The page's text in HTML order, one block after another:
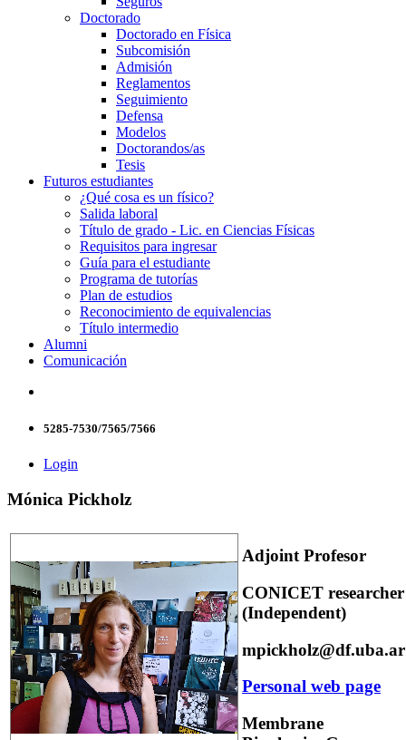
Doctorado
Doctorado en Física
Subcomisión
Admisión
Reglamentos
Seguimiento
Defensa
Modelos
Doctorandos/as
Tesis
Futuros estudiantes
¿Qué cosa es un físico?
Salida laboral
Título de grado - Lic. en Ciencias Físicas
Requisitos para ingresar
Guía para el estudiante
Programa de tutorías
Plan de estudios
Reconocimiento de equivalencias
Título intermedio
Alumni
Comunicación
5285-7530/7565/7566
Login
Mónica Pickholz
Adjoint Profesor
CONICET researcher
(Independent)
mpickholz@df.uba.ar
Personal web page
Membrane